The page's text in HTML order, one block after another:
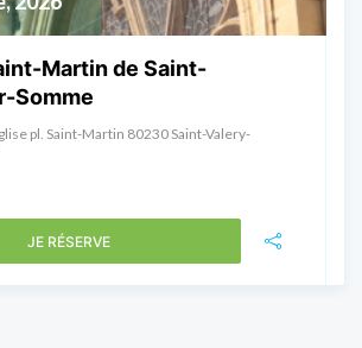
Martin de Saint-
Somme
pl. Saint-Martin 80230 Saint-Valery-
JE RÉSERVE